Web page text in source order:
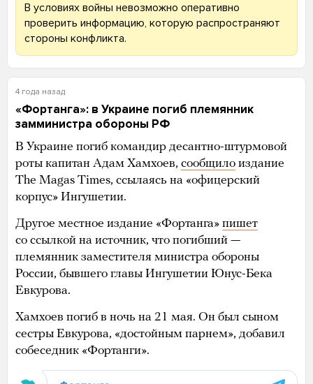
В условиях войны невозможно оперативно
проверить информацию, которую распространяют
стороны конфликта.
4 года назад
«Фортанга»: в Украине погиб племянник
замминистра обороны РФ
В Украине погиб командир десантно-штурмовой
роты капитан Адам Хамхоев, сообщило издание
The Magas Times, ссылаясь на «офицерский
корпус» Ингушетии.
Другое местное издание «Фортанга» пишет
со ссылкой на источник, что погибший —
племянник заместителя министра обороны
России, бывшего главы Ингушетии Юнус-Бека
Евкурова.
Хамхоев погиб в ночь на 21 мая. Он был сыном
сестры Евкурова, «достойным парнем», добавил
собеседник «Фортанги».